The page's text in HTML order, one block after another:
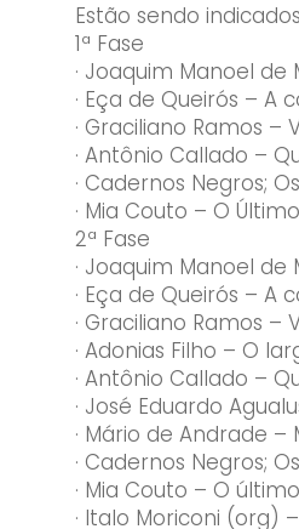
Estão sendo
1ª Fase
· Joaquim Manoel
· Eça de Queirós – A
· Graciliano Ramos –
· Antônio Callado –
· Cadernos Negros;
· Mia Couto – O
2ª Fase
· Joaquim Manoel
· Eça de Queirós – A
· Graciliano Ramos –
· Adonias Filho – O
· Antônio Callado –
· José Eduardo
· Mário de Andrade –
· Cadernos Negros;
· Mia Couto – O
· Italo Moriconi (org)